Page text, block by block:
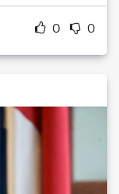
0 0